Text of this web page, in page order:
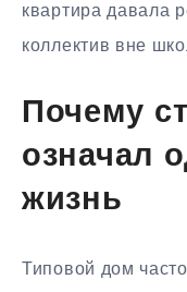
квартира давала
коллектив вне
Почему
означал
жизнь
Типовой дом